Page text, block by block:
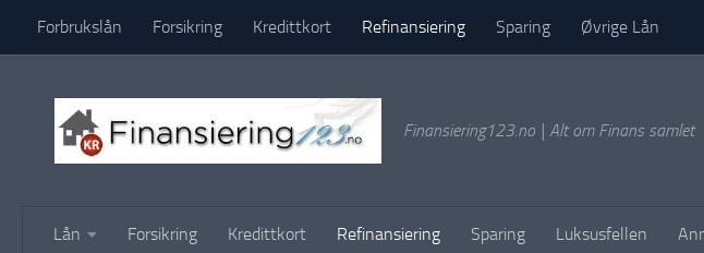
Skip to content
Forbrukslån Forsikring Kredittkort Refinansiering Sparing Øvrige Lån
Finansiering123.no | Alt om Finans samlet
Lån Forsikring Kredittkort Refinansiering Sparing Luksusfellen